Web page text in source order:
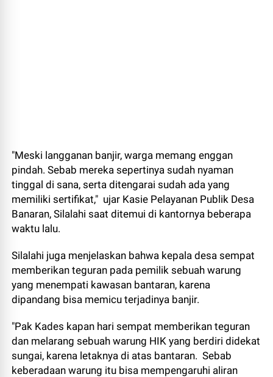
"Meski langganan banjir, warga memang enggan
pindah. Sebab mereka sepertinya sudah nyaman
tinggal di sana, serta ditengarai sudah ada yang
memiliki sertifikat," ujar Kasie Pelayanan Publik Desa
Banaran, Silalahi saat ditemui di kantornya beberapa
waktu lalu.
Silalahi juga menjelaskan bahwa kepala desa sempat
memberikan teguran pada pemilik sebuah warung
yang menempati kawasan bantaran, karena
dipandang bisa memicu terjadinya banjir.
"Pak Kades kapan hari sempat memberikan teguran
dan melarang sebuah warung HIK yang berdiri didekat
sungai, karena letaknya di atas bantaran. Sebab
keberadaan warung itu bisa mempengaruhi aliran